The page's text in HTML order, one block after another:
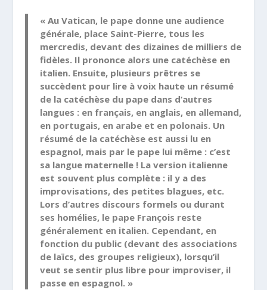
« Au Vatican, le pape donne une audience
générale, place Saint-Pierre, tous les
mercredis, devant des dizaines de milliers de
fidèles. Il prononce alors une catéchèse en
italien. Ensuite, plusieurs prêtres se
succèdent pour lire à voix haute un résumé
de la catéchèse du pape dans d’autres
langues : en français, en anglais, en allemand,
en portugais, en arabe et en polonais. Un
résumé de la catéchèse est aussi lu en
espagnol, mais par le pape lui même : c’est
sa langue maternelle ! La version italienne
est souvent plus complète : il y a des
improvisations, des petites blagues, etc.
Lors d’autres discours formels ou durant
ses homélies, le pape François reste
généralement en italien. Cependant, en
fonction du public (devant des associations
de laïcs, des groupes religieux), lorsqu’il
veut se sentir plus libre pour improviser, il
passe en espagnol. »